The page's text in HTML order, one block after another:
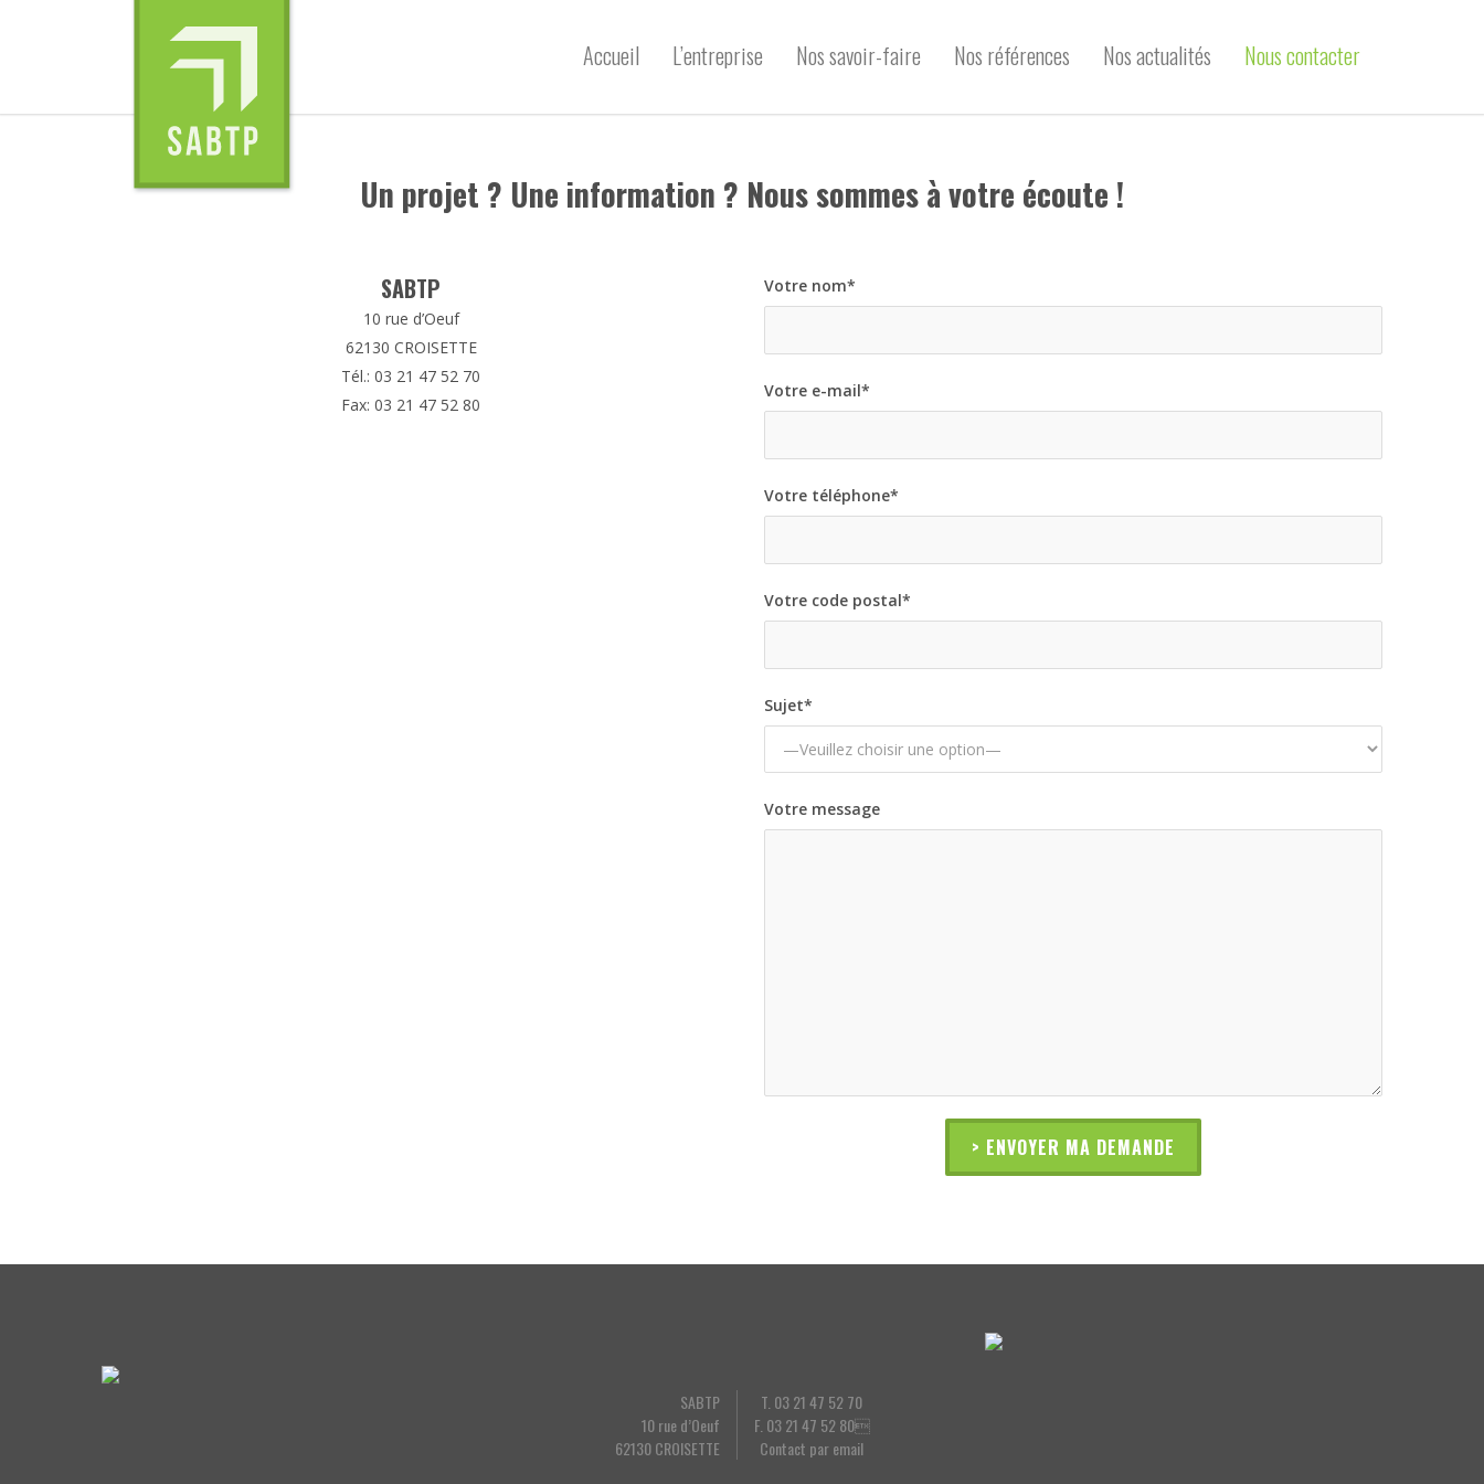
Accueil L’entreprise Nos savoir-faire Nos références Nos actualités Nous contacter
Un projet ? Une information ? Nous sommes à votre écoute !
SABTP
10 rue d’Oeuf
62130 CROISETTE
Tél.: 03 21 47 52 70
Fax: 03 21 47 52 80
Votre nom*
Votre e-mail*
Votre téléphone*
Votre code postal*
Sujet*
Votre message
SABTP
10 rue d’Oeuf
62130 CROISETTE
T. 03 21 47 52 70
F. 03 21 47 52 80
Contact par email